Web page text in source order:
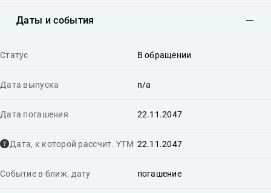
Даты и события
Статус В обращении
Дата выпуска n/a
Дата погашения 22.11.2047
Дата, к которой рассчит. YTM 22.11.2047
Событие в ближ. дату погашение